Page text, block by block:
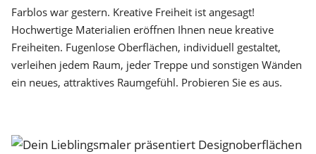
Farblos war gestern. Kreative Freiheit ist angesagt!
Hochwertige Materialien eröffnen Ihnen neue kreative
Freiheiten. Fugenlose Oberflächen, individuell gestaltet,
verleihen jedem Raum, jeder Treppe und sonstigen Wänden
ein neues, attraktives Raumgefühl. Probieren Sie es aus.